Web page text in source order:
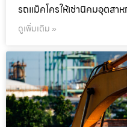
รถแม็คโครให้เช่านิคมอุตสา
ดูเพิ่มเติม »